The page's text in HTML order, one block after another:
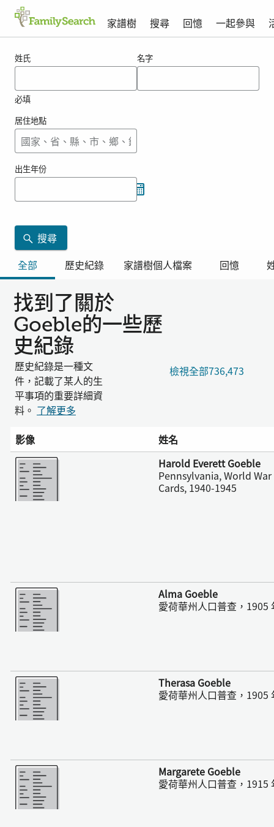
家譜樹 搜尋 回憶 一起參與
姓氏
必填
名字
居住地點
出生年份
搜尋
全部
歷史紀錄 家譜樹個人檔案 回憶
找到了關於
Goeble的一些歷
史紀錄
歷史紀錄是一種文
件，記載了某人的生
平事項的重要詳細資
料。 了解更多
檢視全部736,473
影像
姓名
更多
Harold Everett Goeble
Pennsylvania, World
Cards, 1940-1945
更多
Alma Goeble
愛荷華州人口普查，1905
更多
Therasa Goeble
愛荷華州人口普查，1905
更多
Margarete Goeble
愛荷華州人口普查，1915